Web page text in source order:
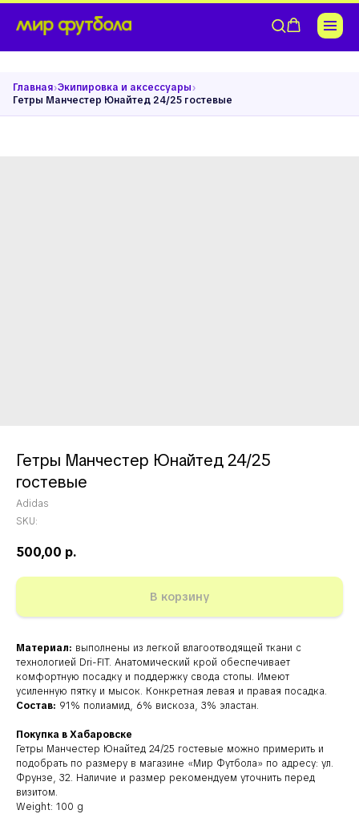
Главная›Экипировка и аксессуары›
Гетры Манчестер Юнайтед 24/25 гостевые
Гетры Манчестер Юнайтед 24/25
гостевые
Adidas
SKU:
500,00 р.
В корзину
Материал: выполнены из легкой влагоотводящей ткани с
технологией Dri-FIT. Анатомический крой обеспечивает
комфортную посадку и поддержку свода стопы. Имеют
усиленную пятку и мысок. Конкретная левая и правая посадка.
Состав: 91% полиамид, 6% вискоза, 3% эластан.
Покупка в Хабаровске
Гетры Манчестер Юнайтед 24/25 гостевые можно примерить и
подобрать по размеру в магазине «Мир Футбола» по адресу: ул.
Фрунзе, 32. Наличие и размер рекомендуем уточнить перед
визитом.
Weight: 100 g